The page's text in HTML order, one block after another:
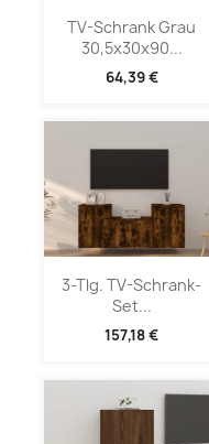
TV-Schrank Grau
30,5x30x90...
64,39 €
3-Tlg. TV-Schrank-
Set...
157,18 €